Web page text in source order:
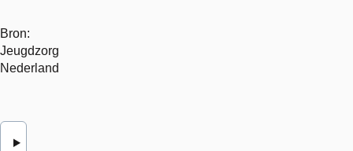
Bron:
Jeugdzorg
Nederland